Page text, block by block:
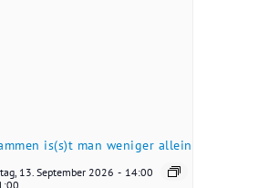
is(s)t man weniger allein
13. September 2026 - 14:00